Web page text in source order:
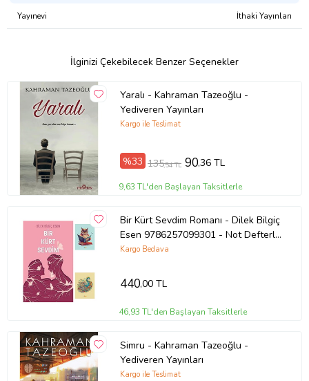
Yayınevi İthaki Yayınları
İlginizi Çekebilecek Benzer Seçenekler
Yaralı - Kahraman Tazeoğlu -
Yediveren Yayınları
Kargo ile Teslimat
%33 135,54 TL 90,36 TL
9,63 TL'den Başlayan Taksitlerle
Bir Kürt Sevdim Romanı - Dilek Bilgiç
Esen 9786257099301 - Not Defterli
Seti (Renksiz)
Kargo Bedava
440,00 TL
46,93 TL'den Başlayan Taksitlerle
Simru - Kahraman Tazeoğlu -
Yediveren Yayınları
Kargo ile Teslimat